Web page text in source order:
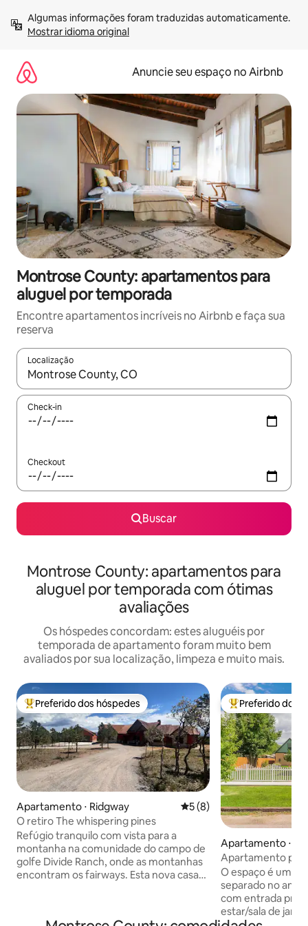
para
Mostrar idioma original
Anuncie seu espaço no Airbnb
Montrose County: apartamentos para
aluguel por temporada
Encontre apartamentos incríveis no Airbnb e faça sua
reserva
Localização
Quando os resultados estiverem disponíveis, explore-os
Check-in
Checkout
Buscar
Montrose County: apartamentos para
aluguel por temporada com ótimas
avaliações
Os hóspedes concordam: estes aluguéis por
temporada de apartamento foram muito bem
avaliados por sua localização, limpeza e muito mais.
Entre os melhores preferidos dos hóspedes
Preferido dos hóspedes
Apartamento ⋅ Ridgway 5 de uma avaliação média
5 (8)
O retiro The whispering pines
Refúgio tranquilo com vista para a
montanha na comunidade do campo de
golfe Divide Ranch, onde as montanhas
encontram os fairways. Esta nova casa
Entre os
Preferido dos
Apartamento ⋅
Apartamento
perto do centro
crianças
O espaço é um
separado no
com entrada
estar/sala de